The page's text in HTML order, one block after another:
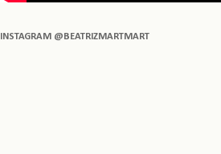
INSTAGRAM @BEATRIZMARTMART